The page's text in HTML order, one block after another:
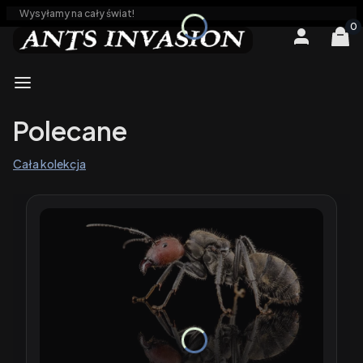
Wysyłamy na cały świat!
Zaloguj się
Menu
Polecane
Cała kolekcja